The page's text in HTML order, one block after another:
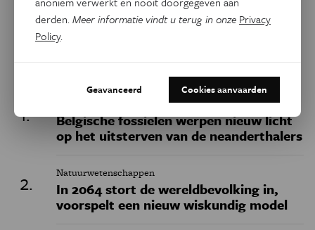
Belgische fossielen werpen nieuw licht
op het uitsterven van de neanderthalers
Natuurwetenschappen
In 2064 stort de wereldbevolking in,
voorspelt een nieuw wiskundig model
derden.Meer informatie vindt u terug in onze Privacy
Policy.
Geavanceerd Cookies aanvaarden